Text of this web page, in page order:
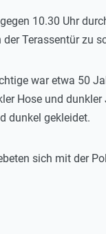
10.30 Uhr
der Terassentür zu
war etwa 50
Hose und
dunkel gekleidet.
sich mit der